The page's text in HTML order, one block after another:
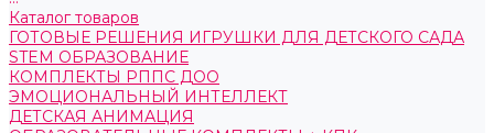
Каталог товаров
ГОТОВЫЕ РЕШЕНИЯ ИГРУШКИ ДЛЯ ДЕТСКОГО САДА
STEM ОБРАЗОВАНИЕ
КОМПЛЕКТЫ РППС ДОО
ЭМОЦИОНАЛЬНЫЙ ИНТЕЛЛЕКТ
ДЕТСКАЯ АНИМАЦИЯ